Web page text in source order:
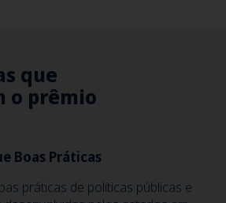
que
o prêmio
Boas Práticas
práticas de políticas públicas e